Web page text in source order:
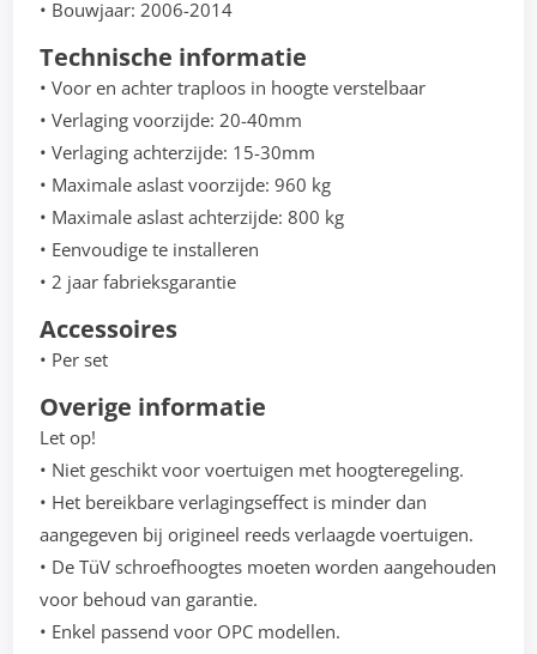
• Bouwjaar: 2006-2014
Technische informatie
• Voor en achter traploos in hoogte verstelbaar
• Verlaging voorzijde: 20-40mm
• Verlaging achterzijde: 15-30mm
• Maximale aslast voorzijde: 960 kg
• Maximale aslast achterzijde: 800 kg
• Eenvoudige te installeren
• 2 jaar fabrieksgarantie
Accessoires
• Per set
Overige informatie
Let op!
• Niet geschikt voor voertuigen met hoogteregeling.
• Het bereikbare verlagingseffect is minder dan
aangegeven bij origineel reeds verlaagde voertuigen.
• De TüV schroefhoogtes moeten worden aangehouden
voor behoud van garantie.
• Enkel passend voor OPC modellen.